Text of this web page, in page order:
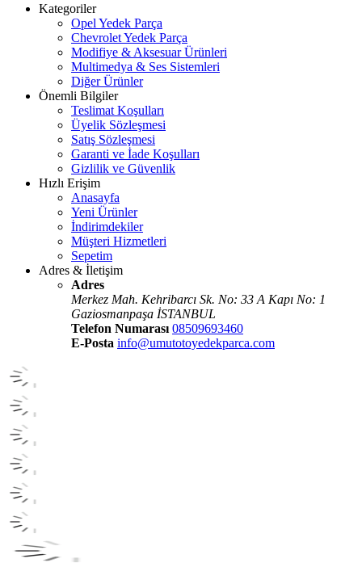
Kategoriler
Opel Yedek Parça
Chevrolet Yedek Parça
Modifiye & Aksesuar Ürünleri
Multimedya & Ses Sistemleri
Diğer Ürünler
Önemli Bilgiler
Teslimat Koşulları
Üyelik Sözleşmesi
Satış Sözleşmesi
Garanti ve İade Koşulları
Gizlilik ve Güvenlik
Hızlı Erişim
Anasayfa
Yeni Ürünler
İndirimdekiler
Müşteri Hizmetleri
Sepetim
Adres & İletişim
Adres
Merkez Mah. Kehribarcı Sk. No: 33 A Kapı No: 1
Gaziosmanpaşa İSTANBUL
Telefon Numarası 08509693460
E-Posta info@umutotoyedekparca.com